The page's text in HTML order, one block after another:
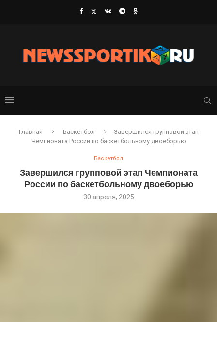
Главная Баскетбол
Завершился групповой этап
Чемпионата России по баскетбольному двоеборью
Баскетбол
Завершился групповой этап Чемпионата
России по баскетбольному двоеборью
30 апреля, 2025